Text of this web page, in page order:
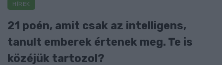
HÍREK
21 poén, amit csak az intelligens,
tanult emberek értenek meg. Te is
közéjük tartozol?